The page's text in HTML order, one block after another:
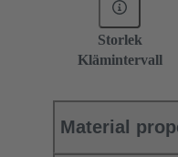
Storlek
Klämintervall
Material